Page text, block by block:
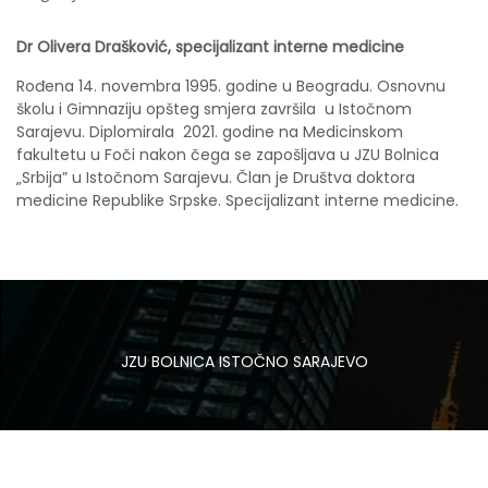
Dr Olivera Drašković, specijalizant interne medicine
Rođena 14. novembra 1995. godine u Beogradu. Osnovnu
školu i Gimnaziju opšteg smjera završila u Istočnom
Sarajevu. Diplomirala 2021. godine na Medicinskom
fakultetu u Foči nakon čega se zapošljava u JZU Bolnica
„Srbija” u Istočnom Sarajevu. Član je Društva doktora
medicine Republike Srpske. Specijalizant interne medicine.
JZU BOLNICA ISTOČNO SARAJEVO